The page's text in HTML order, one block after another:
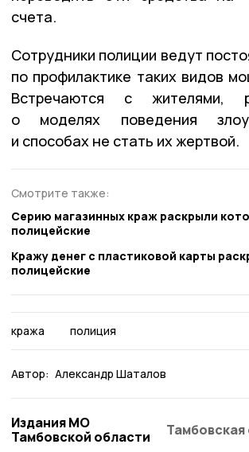
счета.
Сотрудники полиции ведут
по профилактике таких видов
Встречаются с жителями,
о моделях поведения
и способах не стать их жертвой.
Смотрите также:
Серию магазинных краж раскрыли
полицейские
Кражу денег с пластиковой карты
полицейские
кража полиция
Автор: Александр Шаталов
Издания МО
Тамбовской области
Тамбовская